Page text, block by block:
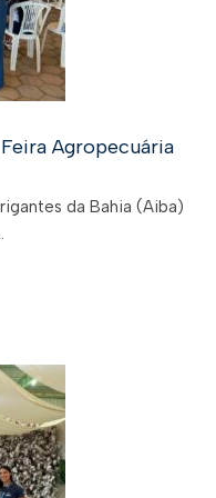
Agropecuária
da Bahia (Aiba)